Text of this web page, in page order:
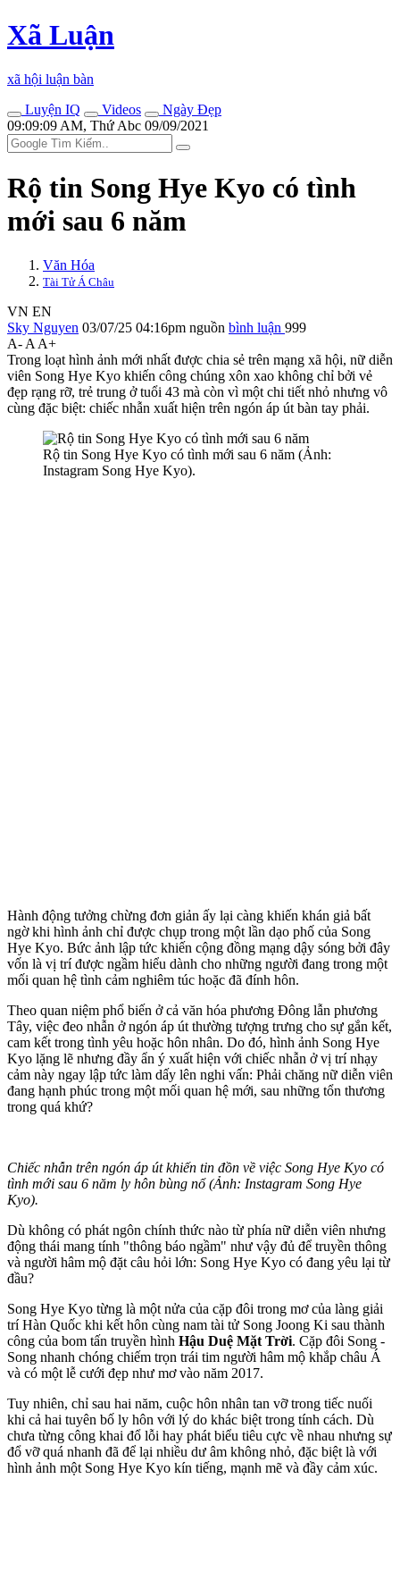
Xã Luận
xã hội luận bàn
Luyện IQ
Videos
Ngày Đẹp
09:09:09 AM, Thứ Abc 09/09/2021
Rộ tin Song Hye Kyo có tình
mới sau 6 năm
Văn Hóa
Tài Tử Á Châu
VN EN
Sky Nguyen 03/07/25 04:16pm nguồn bình luận 999
A- A A+
Trong loạt hình ảnh mới nhất được chia sẻ trên mạng xã hội, nữ diễn
viên Song Hye Kyo khiến công chúng xôn xao không chỉ bởi vẻ
đẹp rạng rỡ, trẻ trung ở tuổi 43 mà còn vì một chi tiết nhỏ nhưng vô
cùng đặc biệt: chiếc nhẫn xuất hiện trên ngón áp út bàn tay phải.
Rộ tin Song Hye Kyo có tình mới sau 6 năm (Ảnh:
Instagram Song Hye Kyo).
Hành động tưởng chừng đơn giản ấy lại càng khiến khán giả bất
ngờ khi hình ảnh chỉ được chụp trong một lần dạo phố của Song
Hye Kyo. Bức ảnh lập tức khiến cộng đồng mạng dậy sóng bởi đây
vốn là vị trí được ngầm hiểu dành cho những người đang trong một
mối quan hệ tình cảm nghiêm túc hoặc đã đính hôn.
Theo quan niệm phổ biến ở cả văn hóa phương Đông lẫn phương
Tây, việc đeo nhẫn ở ngón áp út thường tượng trưng cho sự gắn kết,
cam kết trong tình yêu hoặc hôn nhân. Do đó, hình ảnh Song Hye
Kyo lặng lẽ nhưng đầy ẩn ý xuất hiện với chiếc nhẫn ở vị trí nhạ‌y
cả‌m này ngay lập tức làm dấy lên nghi vấn: Phải chăng nữ diễn viên
đang hạnh phúc trong một mối quan hệ mới, sau những tổn thương
trong quá khứ?
Chiếc nhẫn trên ngón áp út khiến tin đồn về việc Song Hye Kyo có
tình mới sau 6 năm ly hôn bùng nổ (Ảnh: Instagram Song Hye
Kyo).
Dù không có phát ngôn chính thức nào từ phía nữ diễn viên nhưng
động thái mang tính "thông báo ngầm" như vậy đủ để truyền thông
và người hâm mộ đặt câu hỏi lớn: Song Hye Kyo có đang yêu lại từ
đầu?
Song Hye Kyo từng là một nửa của cặp đôi trong mơ của làng giải
trí Hàn Quốc khi kết hôn cùng nam tài tử Song Joong Ki sau thành
công của bom tấn truyền hình Hậu Duệ Mặt Trời. Cặp đôi Song -
Song nhanh chóng chiếm trọn trái tim người hâm mộ khắp châu Á
và có một lễ cưới đẹp như mơ vào năm 2017.
Tuy nhiên, chỉ sau hai năm, cuộc hôn nhân tan vỡ trong tiếc nuối
khi cả hai tuyên bố ly hôn với lý do khác biệt trong tính cách. Dù
chưa từng công khai đổ lỗi hay phát biểu tiêu cực về nhau nhưng sự
đổ vỡ quá nhanh đã để lại nhiều dư âm không nhỏ, đặc biệt là với
hình ảnh một Song Hye Kyo kín tiếng, mạnh mẽ và đầy cảm xúc.